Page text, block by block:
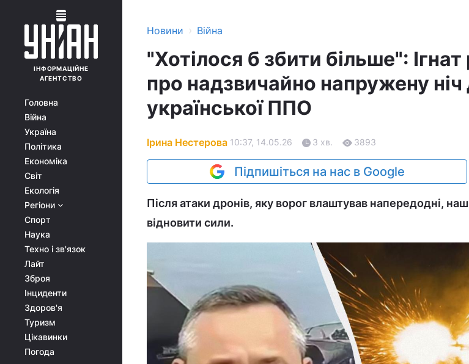
ІНФОРМАЦІЙНЕ
АГЕНТСТВО
Головна
Війна
Україна
Політика
Економіка
Світ
Екологія
Регіони
Спорт
Наука
Техно і зв'язок
Лайт
Зброя
Інциденти
Здоров'я
Туризм
Цікавинки
Погода
Новини › Війна
"Хотілося б збити більше": Ігнат
про надзвичайно напружену ніч
української ППО
Ірина Нестерова 10:37, 14.05.26 3 хв. 3893
Підпишіться на нас в Google
Після атаки дронів, яку ворог влаштував напередодні,
відновити сили.